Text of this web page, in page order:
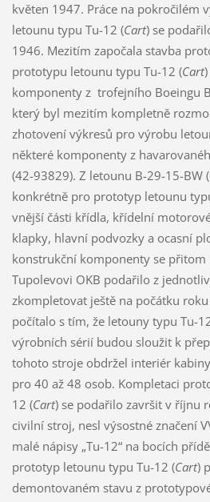
květen 1947. Práce na pokročilém
letounu typu Tu-12 (Cart) se
1946. Mezitím započala stavba
prototypu letounu typu Tu-12 (Cart
komponenty z trofejního Boeingu
který byl mezitím kompletně
zhotovení výkresů pro výrobu
některé komponenty z
(42-93829). Z letounu B-29-15-BW
konkrétně pro prototyp letounu
vnější části křídla, křídelní
klapky, hlavní podvozky a ocasní
konstrukční komponenty se
Tupolevovi OKB podařilo z
zkompletovat ještě na počátku
počítalo s tím, že letouny typu Tu-
výrobních sérií budou sloužit k
tohoto stroje obdržel interiér
pro 40 až 48 osob. Kompletaci
12 (Cart) se podařilo završit v říjnu
civilní stroj, nesl výsostné značení
malé nápisy „Tu-12“ na bocích
prototyp letounu typu Tu-12 (Cart)
demontovaném stavu z